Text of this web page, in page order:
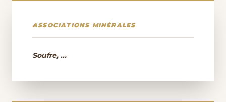
ASSOCIATIONS MINÉRALES
Soufre, ...